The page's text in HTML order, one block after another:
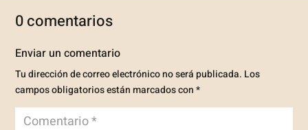
0 comentarios
Enviar un comentario
Tu dirección de correo electrónico no será publicada. Los
campos obligatorios están marcados con*